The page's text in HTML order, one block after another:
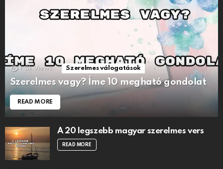
1.5k Views Szerelmes válogatások
Szerelmes vagy? Íme 10 megható gondolat
READ MORE
A 20 legszebb magyar szerelmes vers
READ MORE